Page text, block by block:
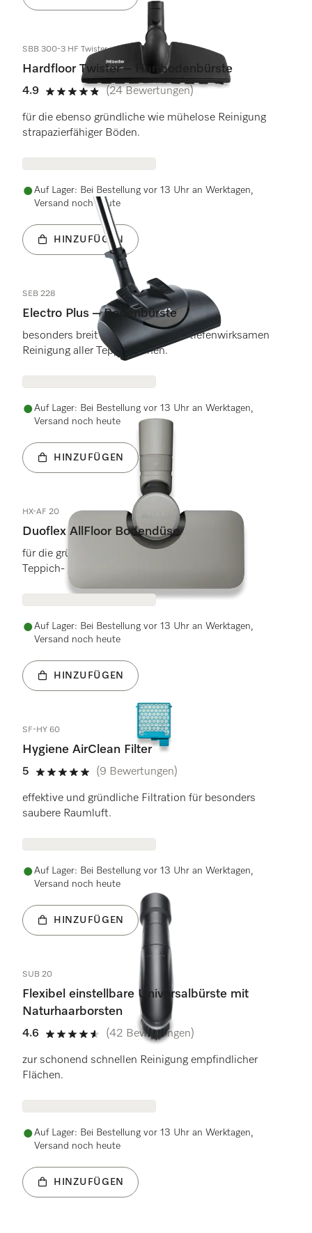
SBB 300-3 HF Twister
Hardfloor Twister – Hartbodenbürste
4.9
4.9 Sterne von 5
(24 Bewertungen)
für die ebenso gründliche wie mühelose Reinigung
strapazierfähiger Böden.
Auf Lager: Bei Bestellung vor 13 Uhr an Werktagen,
Versand noch heute
HINZUFÜGEN
SEB 228
Electro Plus – Bodenbürste
besonders breit zur schnellen und tiefenwirksamen
Reinigung aller Teppichhöhen.
Auf Lager: Bei Bestellung vor 13 Uhr an Werktagen,
Versand noch heute
HINZUFÜGEN
HX-AF 20
Duoflex AllFloor Bodendüse
für die gründliche und einfache Reinigung von
Teppich- und Hartböden.
Auf Lager: Bei Bestellung vor 13 Uhr an Werktagen,
Versand noch heute
HINZUFÜGEN
SF-HY 60
Hygiene AirClean Filter
5
5 Sterne von 5
(9 Bewertungen)
effektive und gründliche Filtration für besonders
saubere Raumluft.
Auf Lager: Bei Bestellung vor 13 Uhr an Werktagen,
Versand noch heute
HINZUFÜGEN
SUB 20
Flexibel einstellbare Universalbürste mit
Naturhaarborsten
4.6
4.6 Sterne von 5
(42 Bewertungen)
zur schonend schnellen Reinigung empfindlicher
Flächen.
Auf Lager: Bei Bestellung vor 13 Uhr an Werktagen,
Versand noch heute
HINZUFÜGEN